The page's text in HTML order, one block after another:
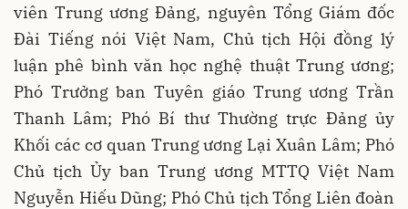
viên Trung ương Đảng, nguyên Tổng Giám đốc
Đài Tiếng nói Việt Nam, Chủ tịch Hội đồng lý
luận phê bình văn học nghệ thuật Trung ương;
Phó Trưởng ban Tuyên giáo Trung ương Trần
Thanh Lâm; Phó Bí thư Thường trực Đảng ủy
Khối các cơ quan Trung ương Lại Xuân Lâm; Phó
Chủ tịch Ủy ban Trung ương MTTQ Việt Nam
Nguyễn Hiếu Dũng; Phó Chủ tịch Tổng Liên đoàn